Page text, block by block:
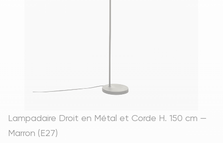
Lampadaire Droit en Métal et Corde H. 150 cm —
Marron (E27)